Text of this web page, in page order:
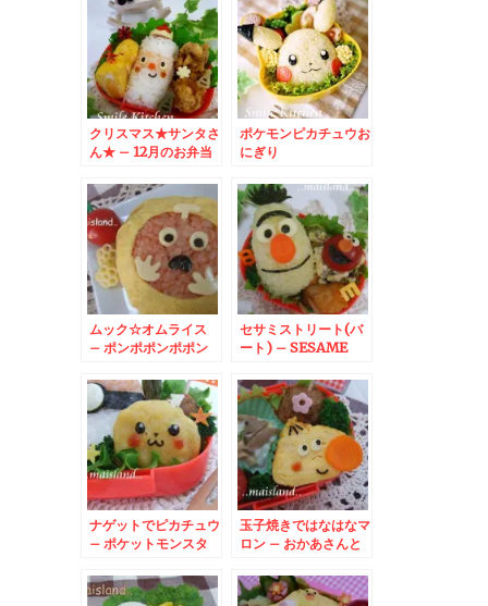
クリスマス★サンタさ
ん★ – 12月のお弁当
まり☆
ポケモンピカチュウお
にぎり
ムック☆オムライス
– ポンポポンポポン
セサミストリート(バ
ート) – SESAME
BERT☆
ナゲットでピカチュウ
– ポケットモンスタ
ず
玉子焼きではなはなマ
ロン – おかあさんと
レンズ』